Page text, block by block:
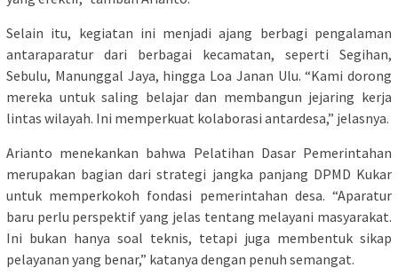
Selain itu, kegiatan ini menjadi ajang berbagi pengalaman
antaraparatur dari berbagai kecamatan, seperti Segihan,
Sebulu, Manunggal Jaya, hingga Loa Janan Ulu. “Kami dorong
mereka untuk saling belajar dan membangun jejaring kerja
lintas wilayah. Ini memperkuat kolaborasi antardesa,” jelasnya.
Arianto menekankan bahwa Pelatihan Dasar Pemerintahan
merupakan bagian dari strategi jangka panjang DPMD Kukar
untuk memperkokoh fondasi pemerintahan desa. “Aparatur
baru perlu perspektif yang jelas tentang melayani masyarakat.
Ini bukan hanya soal teknis, tetapi juga membentuk sikap
pelayanan yang benar,” katanya dengan penuh semangat.